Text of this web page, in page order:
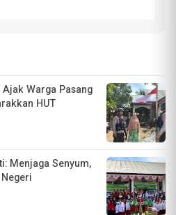
Warga Pasang
HUT
Menjaga Senyum,